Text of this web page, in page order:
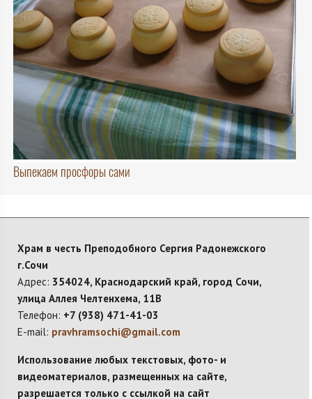
Выпекаем просфоры сами
Храм в честь Преподобного Сергия Радонежского
г.Сочи
Адрес: 354024, Краснодарский край, город Сочи,
улица Аллея Челтенхема, 11В
Телефон: +7 (938) 471-41-03
E-mail: pravhramsochi@gmail.com
Использование любых текстовых, фото- и
видеоматериалов, размещенных на сайте,
разрешается только с ссылкой на сайт